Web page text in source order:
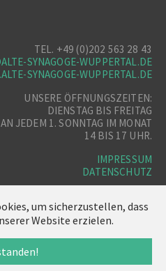
um sicherzustellen, dass
Website erzielen.
TEL. +49 (0)202 563 28 43
SYNAGOGE-WUPPERTAL.DE
SYNAGOGE-WUPPERTAL.DE
UNSERE ÖFFNUNGSZEITEN:
DIENSTAG BIS FREITAG
JEDEM 1. SONNTAG IM MONAT
14 BIS 17 UHR.
IMPRESSUM
DATENSCHUTZ